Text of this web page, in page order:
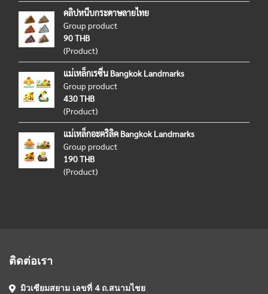
คลิปหนีบกระดาษลายไทย
Group product
90 THB
(Product)
แม่เหล็กเรซิ่น Bangkok Landmarks
Group product
430 THB
(Product)
แม่เหล็กอะคริลิค Bangkok Landmarks
Group product
190 THB
(Product)
ติดต่อเรา
มิวเซียมสยาม เลขที่ 4 ถ.สนามไชย